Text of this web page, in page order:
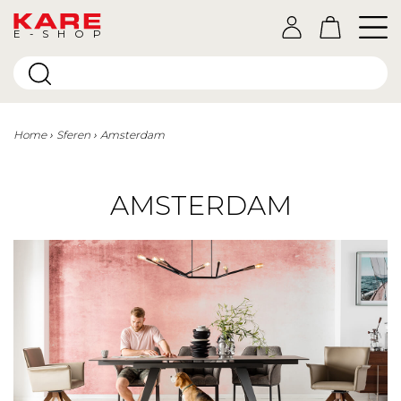
E-SHOP
Home Sferen Amsterdam
AMSTERDAM